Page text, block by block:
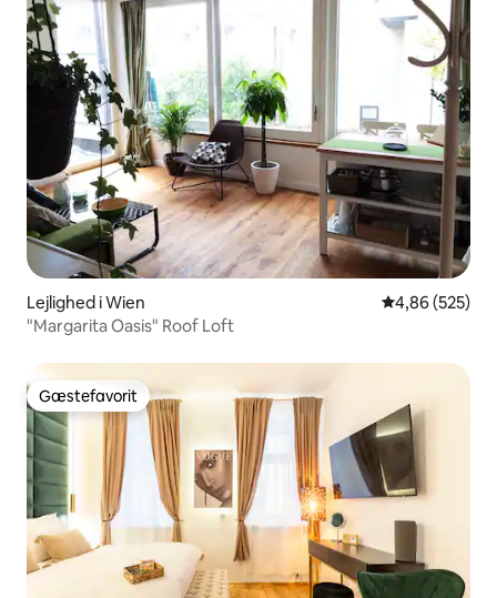
Lejlighed i Wien 4,86 ud af 5 i
4,86 (525)
"Margarita Oasis" Roof Loft
Gæstefavorit
Gæstefavorit